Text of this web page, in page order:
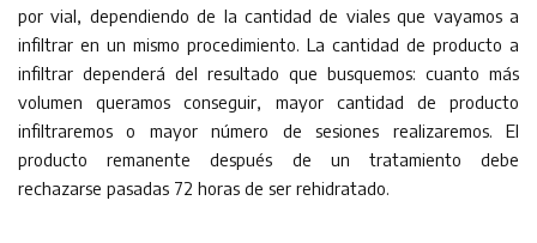
por vial, dependiendo de la cantidad de viales que vayamos a
infiltrar en un mismo procedimiento. La cantidad de producto a
infiltrar dependerá del resultado que busquemos: cuanto más
volumen queramos conseguir, mayor cantidad de producto
infiltraremos o mayor número de sesiones realizaremos. El
producto remanente después de un tratamiento debe
rechazarse pasadas 72 horas de ser rehidratado.